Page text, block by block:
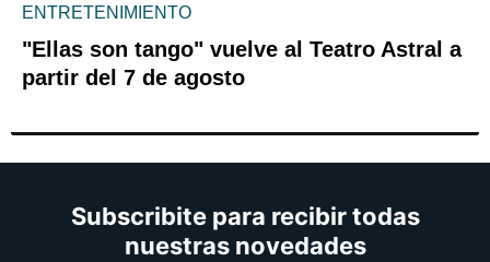
ENTRETENIMIENTO
"Ellas son tango" vuelve al Teatro Astral a
partir del 7 de agosto
Subscribite para recibir todas
nuestras novedades